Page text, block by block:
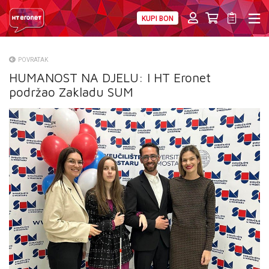
KUPI BON
O NAMA
NATJEČAJI
VELEPRODAJA
KONTAKTI
MOJ PROFIL
E-RAČUN
POVRATAK
HUMANOST NA DJELU: I HT Eronet
podržao Zakladu SUM